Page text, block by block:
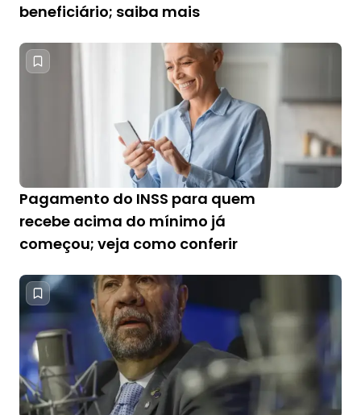
beneficiário; saiba mais
Pagamento do INSS para quem
recebe acima do mínimo já
começou; veja como conferir